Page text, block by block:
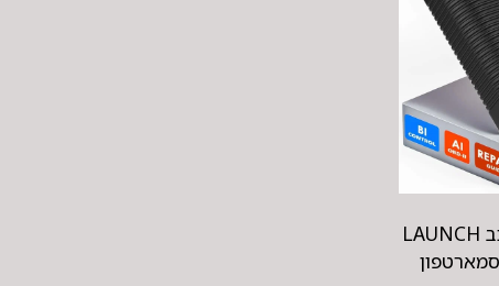
סורק תקלות מקצועי לרכב LAUNCH